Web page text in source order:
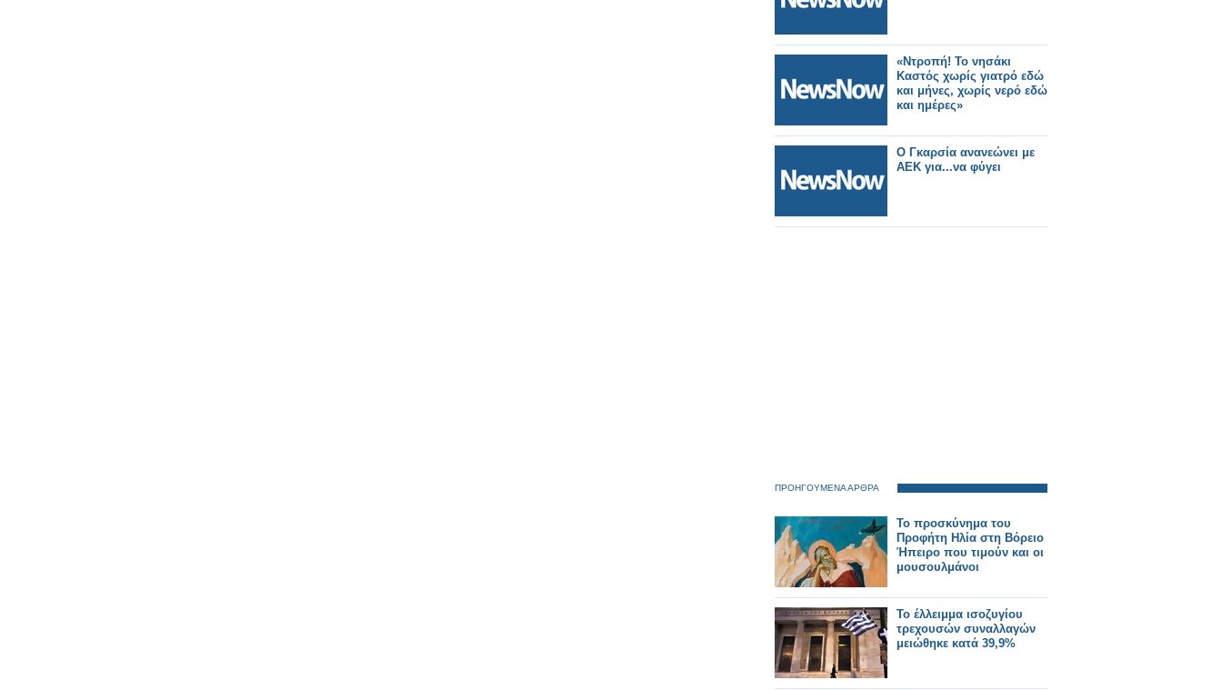
«Ντροπή! Το νησάκι
Καστός χωρίς γιατρό εδώ
και μήνες, χωρίς νερό εδώ
και ημέρες»
Ο Γκαρσία ανανεώνει με
ΑΕΚ για...να φύγει
ΠΡΟΗΓΟΥΜΕΝΑ ΑΡΘΡΑ
Το προσκύνημα του
Προφήτη Ηλία στη Βόρειο
Ήπειρο που τιμούν και οι
μουσουλμάνοι
Το έλλειμμα ισοζυγίου
τρεχουσών συναλλαγών
μειώθηκε κατά 39,9%